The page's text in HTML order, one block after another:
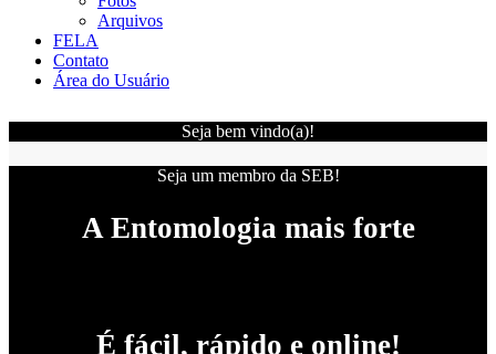
Arquivos
FELA
Contato
Área do Usuário
Seja bem vindo(a)!
Seja um membro da SEB!
A Entomologia mais forte
É fácil, rápido e online!